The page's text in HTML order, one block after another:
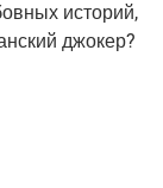
исто­рий,
джокер?